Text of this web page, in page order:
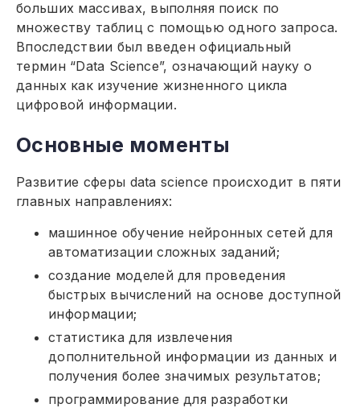
больших массивах, выполняя поиск по
множеству таблиц с помощью одного запроса.
Впоследствии был введен официальный
термин “Data Science”, означающий науку о
данных как изучение жизненного цикла
цифровой информации.
Основные моменты
Развитие сферы data science происходит в пяти
главных направлениях:
машинное обучение нейронных сетей для
автоматизации сложных заданий;
создание моделей для проведения
быстрых вычислений на основе доступной
информации;
статистика для извлечения
дополнительной информации из данных и
получения более значимых результатов;
программирование для разработки